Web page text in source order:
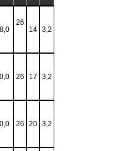
26
14 3,2
26 17 3,2
26 20 3,2